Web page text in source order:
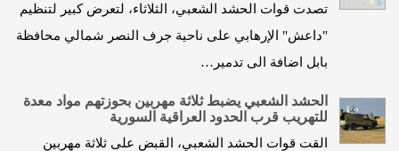
تصدت قوات الحشد الشعبي، الثلاثاء، لتعرض كبير لتنظيم
"داعش" الإرهابي على ناحية جرف النصر شمالي محافظة
بابل اضافة الى تدمير…
الحشد الشعبي يضبط ثلاثة مهربين بحوزتهم مواد معدة
للتهريب قرب الحدود العراقية السورية
القت قوات الحشد الشعبي، القبض على ثلاثة مهربين